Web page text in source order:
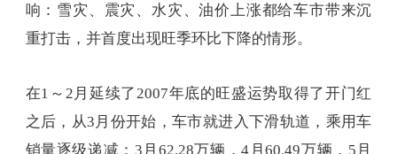
响：雪灾、震灾、水灾、油价上涨都给车市带来沉
重打击，并首度出现旺季环比下降的情形。
在1～2月延续了2007年底的旺盛运势取得了开门红
之后，从3月份开始，车市就进入下滑轨道，乘用车
销量逐级递减：3月62.28万辆，4月60.49万辆，5月